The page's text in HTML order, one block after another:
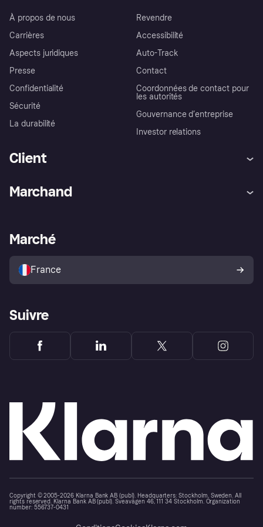
À propos de nous
Carrières
Aspects juridiques
Presse
Confidentialité
Sécurité
La durabilité
Revendre
Accessibilité
Auto-Track
Contact
Coordonnées de contact pour
les autorités
Gouvernance d’entreprise
Investor relations
Client
Explorez les magasins
Politique de protection de
l’acheteur Klarna
Marchand
Portail Marchand
Marché
France
Suivre
Copyright © 2005-2026 Klarna Bank AB (publ). Headquarters: Stockholm, Sweden. All
rights reserved. Klarna Bank AB (publ). Sveavägen 46, 111 34 Stockholm. Organization
number: 556737-0431